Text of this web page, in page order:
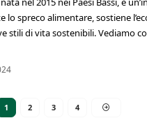
lo spreco alimentare, sostiene
stili di vita sostenibili. Vediamo
1 2 3 4